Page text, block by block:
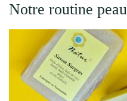
Notre routine